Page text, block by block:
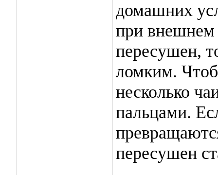
домашних
при внешнем
пересушен,
ломким.
несколько
пальцами.
пересушен